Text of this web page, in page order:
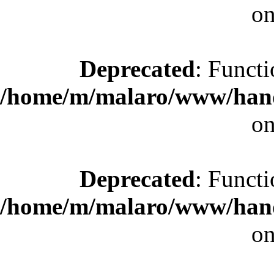
Deprecated:
/home/m/malaro/www/
Deprecated:
/home/m/malaro/www/